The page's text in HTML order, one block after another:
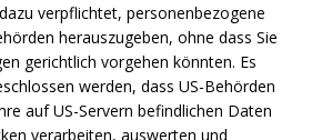
verpflichtet, personenbezogene
herauszugeben, ohne dass Sie
gerichtlich vorgehen könnten. Es
werden, dass US-Behörden
auf US-Servern befindlichen Daten
verarbeiten, auswerten und